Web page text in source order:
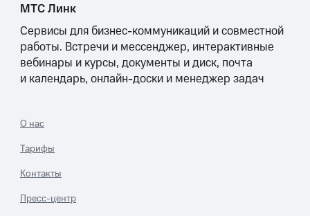
МТС Линк
Сервисы для бизнес-коммуникаций и совместной
работы. Встречи и мессенджер, интерактивные
вебинары и курсы, документы и диск, почта
и календарь, онлайн-доски и менеджер задач
О нас
Тарифы
Контакты
Пресс-центр